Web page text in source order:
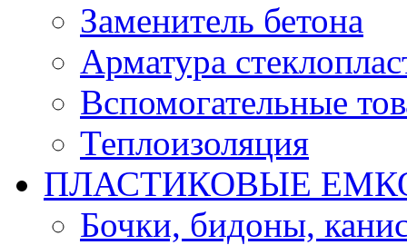
Заменитель бетона
Арматура
Вспомогательные
Теплоизоляция
ПЛАСТИКОВЫЕ
Бочки, бидоны,